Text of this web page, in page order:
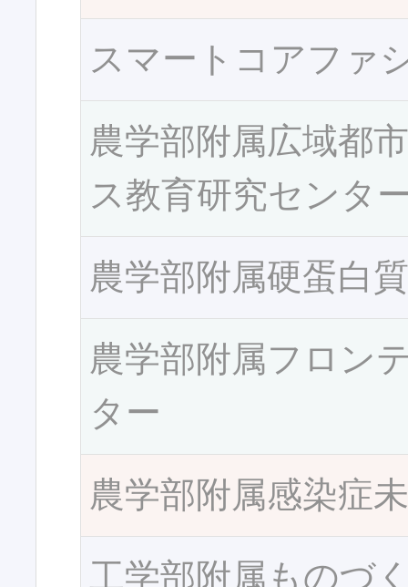
スマートコアファ
農学部附属広域都
ス教育研究センタ
農学部附属硬蛋白
農学部附属フロン
ター
農学部附属感染症
工学部附属ものづ